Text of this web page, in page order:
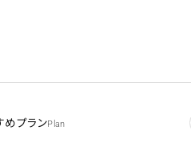
めプランPlan